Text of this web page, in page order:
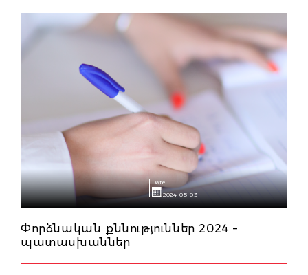
Date
2024-05-03
Փորձնական քննություններ 2024 –
պատասխաններ